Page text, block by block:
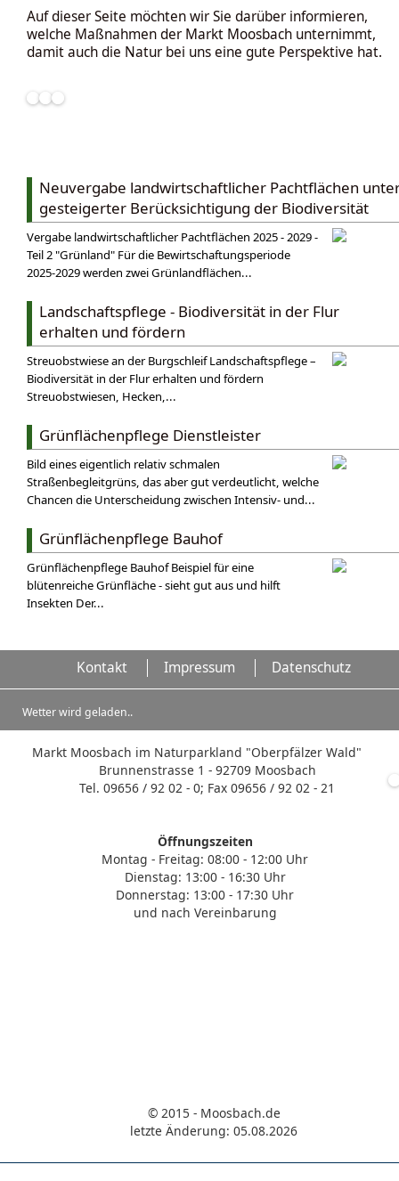
Auf dieser Seite möchten wir Sie darüber informieren,
welche Maßnahmen der Markt Moosbach unternimmt,
damit auch die Natur bei uns eine gute Perspektive hat.
Neuvergabe landwirtschaftlicher Pachtflächen
gesteigerter Berücksichtigung der Biodiversität
Vergabe landwirtschaftlicher Pachtflächen 2025 - 2029 -
Teil 2 "Grünland" Für die Bewirtschaftungsperiode
2025-2029 werden zwei Grünlandflächen...
Landschaftspflege - Biodiversität in der Flur
erhalten und fördern
Streuobstwiese an der Burgschleif Landschaftspflege –
Biodiversität in der Flur erhalten und fördern
Streuobstwiesen, Hecken,...
Grünflächenpflege Dienstleister
Bild eines eigentlich relativ schmalen
Straßenbegleitgrüns, das aber gut verdeutlicht, welche
Chancen die Unterscheidung zwischen Intensiv- und...
Grünflächenpflege Bauhof
Grünflächenpflege Bauhof Beispiel für eine
blütenreiche Grünfläche - sieht gut aus und hilft
Insekten Der...
Kontakt Impressum Datenschutz
Wetter wird geladen..
Markt Moosbach im Naturparkland "Oberpfälzer Wald"
Brunnenstrasse 1 - 92709 Moosbach
Tel. 09656 / 92 02 - 0; Fax 09656 / 92 02 - 21
Öffnungszeiten
Montag - Freitag: 08:00 - 12:00 Uhr
Dienstag: 13:00 - 16:30 Uhr
Donnerstag: 13:00 - 17:30 Uhr
und nach Vereinbarung
© 2015 - Moosbach.de
letzte Änderung: 05.08.2026